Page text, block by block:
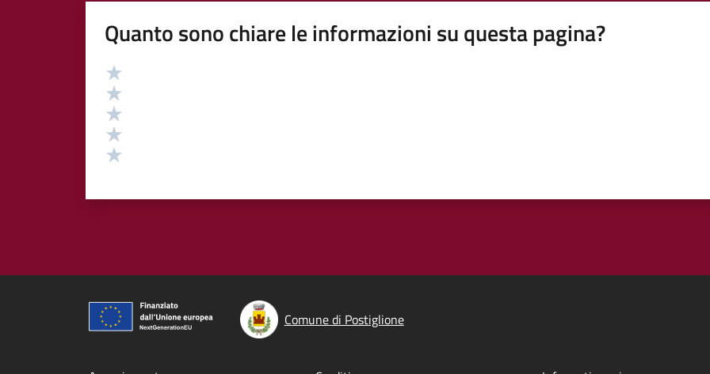
Quanto sono chiare le informazioni su questa pagina?
Valutazione
Comune di Postiglione